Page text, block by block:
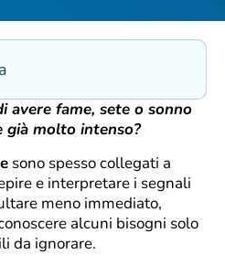
avere fame, sete o sonno
già molto intenso?
sono spesso collegati a
e interpretare i segnali
meno immediato,
alcuni bisogni solo
da ignorare.